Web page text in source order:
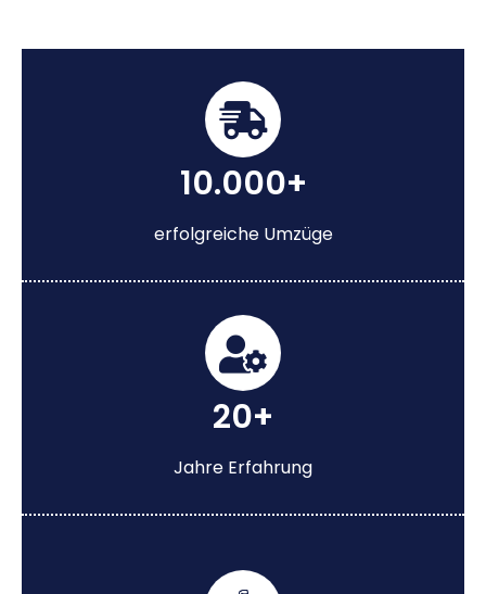
10.000+
erfolgreiche Umzüge
20+
Jahre Erfahrung